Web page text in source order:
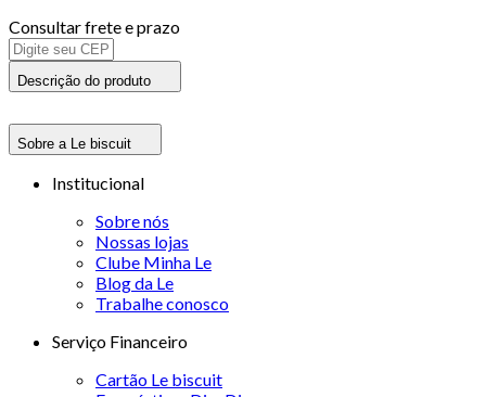
Consultar frete e prazo
Descrição do produto
Sobre a Le biscuit
Institucional
Sobre nós
Nossas lojas
Clube Minha Le
Blog da Le
Trabalhe conosco
Serviço Financeiro
Cartão Le biscuit